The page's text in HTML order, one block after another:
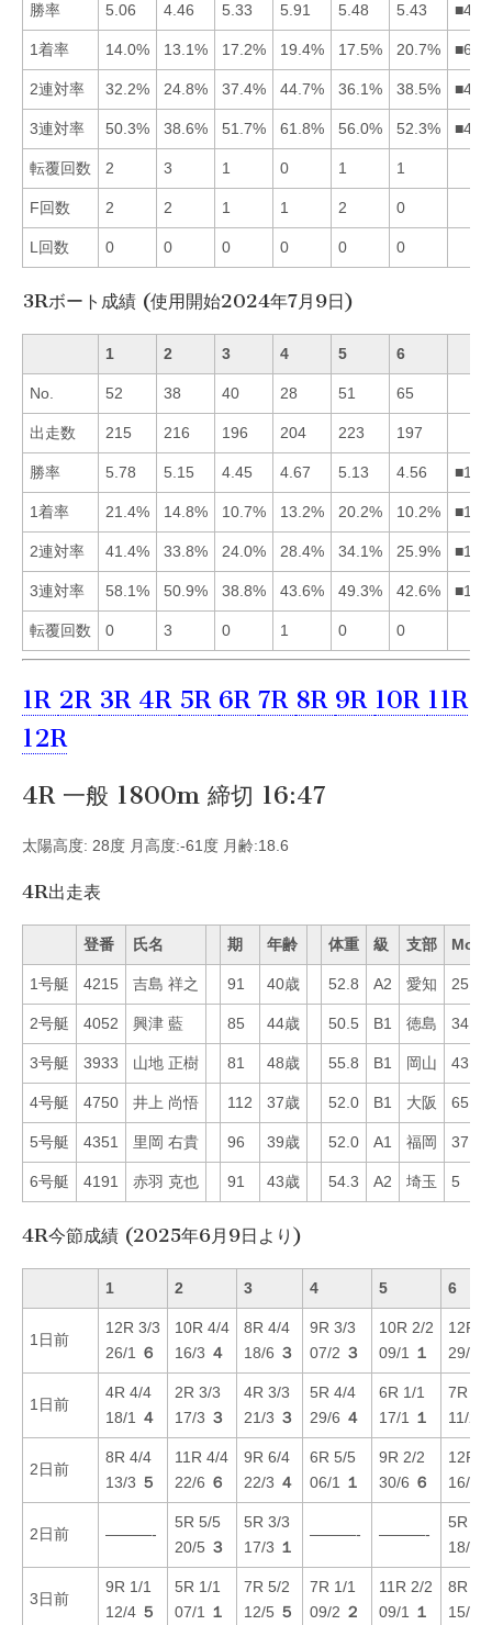
勝率 5.06 4.46 5.33 5.91 5.48 5.43
1着率 14.0% 13.1% 17.2% 19.4% 17.5% 20.7%
2連対率 32.2% 24.8% 37.4% 44.7% 36.1% 38.5%
3連対率 50.3% 38.6% 51.7% 61.8% 56.0% 52.3%
転覆回数 2 3 1 0 1 1
F回数 2 2 1 1 2 0
L回数 0 0 0 0 0 0
3Rボート成績 (使用開始2024年7月9日)
1 2 3 4 5 6
No. 52 38 40 28 51 65
出走数 215 216 196 204 223 197
勝率 5.78 5.15 4.45 4.67 5.13 4.56
1着率 21.4% 14.8% 10.7% 13.2% 20.2% 10.2%
2連対率 41.4% 33.8% 24.0% 28.4% 34.1% 25.9%
3連対率 58.1% 50.9% 38.8% 43.6% 49.3% 42.6%
転覆回数 0 3 0 1 0 0
1R 2R 3R 4R 5R 6R 7R 8R 9R 10R 11R
12R
4R 一般 1800m 締切 16:47
太陽高度: 28度 月高度:-61度 月齢:18.6
4R出走表
登番 氏名 期 年齢 体重 級 支部 Mo
1号艇 4215 吉島 祥之 91 40歳 52.8 A2 愛知 25
2号艇 4052 興津 藍 85 44歳 50.5 B1 徳島 34
3号艇 3933 山地 正樹 81 48歳 55.8 B1 岡山 43
4号艇 4750 井上 尚悟 112 37歳 52.0 B1 大阪 65
5号艇 4351 里岡 右貴 96 39歳 52.0 A1 福岡 37
6号艇 4191 赤羽 克也 91 43歳 54.3 A2 埼玉 5
4R今節成績 (2025年6月9日より)
1 2 3 4 5 6
1日前
12R 3/3
26/1
６
10R 4/4
16/3 ４
8R 4/4
18/6 ３
9R 3/3
07/2 ３
10R 2/2
09/1
１
12R
29/4
1日前
4R 4/4
18/1
４
2R 3/3
17/3 ３
4R 3/3
21/3 ３
5R 4/4
29/6 ４
6R 1/1
17/1
１
7R 5/
11/2
2日前
8R 4/4
13/3 ５
11R 4/4
22/6 ６
9R 6/4
22/3 ４
6R 5/5
06/1
１
9R 2/2
30/6 ６
12R
16/6
2日前 ———-
5R 5/5
20/5 ３
5R 3/3
17/3 １
———- ———-
5R 2/
18/4
3日前
9R 1/1
12/4 ５
5R 1/1
07/1
１
7R 5/2
12/5 ５
7R 1/1
09/2 ２
11R 2/2
09/1
１
8R 4/
15/4